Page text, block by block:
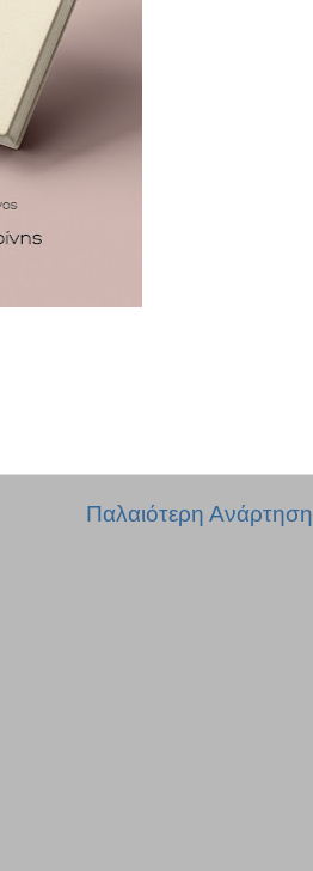
Παλαιότερη Ανάρτηση